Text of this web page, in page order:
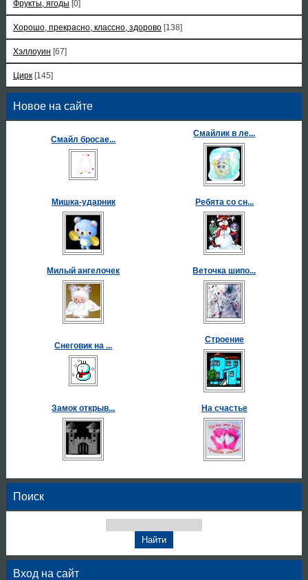
Фрукты, ягоды [0]
Хорошо, прекрасно, классно, здорово [138]
Хэллоуин [67]
Цирк [145]
Новое на сайте
Смайл бросае...
Смайлик в ле...
Мишка-ударник Ребята со сн...
Милый ангелочек Веточка шипо...
Снеговик на ...
Строение
Замок открыв... На счастье
Поиск
Вход на сайт